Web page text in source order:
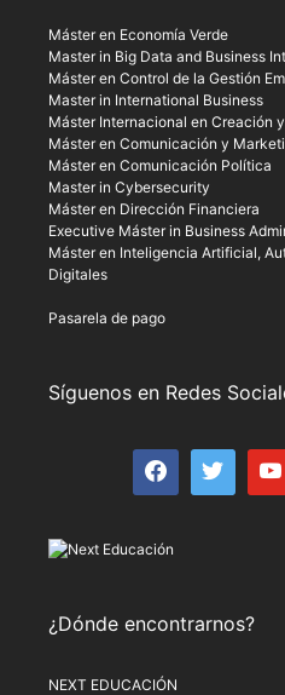
Máster en Economía Verde
Master in Big Data and Business
Máster en Control de la Gestión
Master in International Business
Máster Internacional en Creación
Máster en Comunicación y
Máster en Comunicación Política
Master in Cybersecurity
Máster en Dirección Financiera
Executive Máster in Business
Máster en Inteligencia Artificial,
Digitales
Pasarela de pago
Síguenos en Redes
¿Dónde encontrarnos?
NEXT EDUCACIÓN